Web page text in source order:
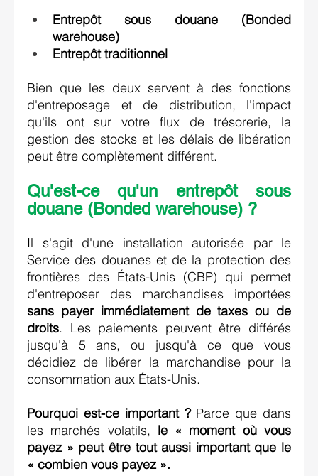
Entrepôt sous douane (Bonded
warehouse)
Entrepôt traditionnel
Bien que les deux servent à des fonctions
d'entreposage et de distribution, l'impact
qu'ils ont sur votre flux de trésorerie, la
gestion des stocks et les délais de libération
peut être complètement différent.
Qu'est-ce qu'un entrepôt sous
douane (Bonded warehouse) ?
Il s'agit d'une installation autorisée par le
Service des douanes et de la protection des
frontières des États-Unis (CBP) qui permet
sans payer immédiatement de taxes ou de
droits. Les paiements peuvent être différés
jusqu'à 5 ans, ou jusqu'à ce que vous
décidiez de libérer la marchandise pour la
consommation aux États-Unis.
Pourquoi est-ce important ? Parce que dans
les marchés volatils, le « moment où vous
payez » peut être tout aussi important que le
« combien vous payez ».